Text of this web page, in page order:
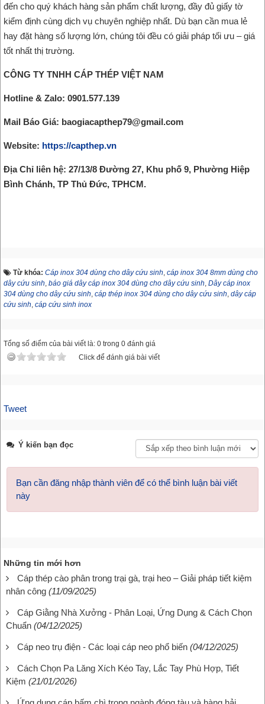
đến cho quý khách hàng sản phẩm chất lượng, đầy đủ giấy tờ
kiểm định cùng dịch vụ chuyên nghiệp nhất. Dù bạn cần mua lẻ
hay đặt hàng số lượng lớn, chúng tôi đều có giải pháp tối ưu – giá
tốt nhất thị trường.
CÔNG TY TNHH CÁP THÉP VIỆT NAM
Hotline & Zalo: 0901.577.139
Mail Báo Giá: baogiacapthep79@gmail.com
Website: https://capthep.vn
Địa Chỉ liên hệ: 27/13/8 Đường 27, Khu phố 9, Phường Hiệp
Bình Chánh, TP Thủ Đức, TPHCM.
Từ khóa: Cáp inox 304 dùng cho dây cứu sinh cáp inox 304 8mm dùng cho
dây cứu sinh báo giá dây cáp inox 304 dùng cho dây cứu sinh Dây cáp inox
304 dùng cho dây cứu sinh cáp thép inox 304 dùng cho dây cứu sinh dây cáp
cứu sinh cáp cứu sinh inox
Tổng số điểm của bài viết là: 0 trong 0 đánh giá
Click để đánh giá bài viết
Tweet
Ý kiến bạn đọc
Bạn cần đăng nhập thành viên để có thể bình luận bài viết
này
Những tin mới hơn
Cáp thép cào phân trong trại gà, trại heo – Giải pháp tiết kiệm
nhân công (11/09/2025)
Cáp Giằng Nhà Xưởng - Phân Loại, Ứng Dụng & Cách Chọn
Chuẩn (04/12/2025)
Cáp neo trụ điện - Các loại cáp neo phổ biến (04/12/2025)
Cách Chọn Pa Lăng Xích Kéo Tay, Lắc Tay Phù Hợp, Tiết
Kiệm (21/01/2026)